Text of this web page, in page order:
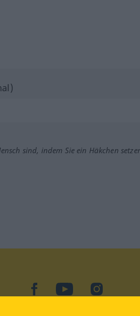
sind, indem Sie ein Häkchen
facebookYouTubeInstagram